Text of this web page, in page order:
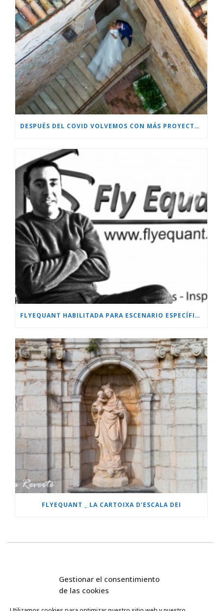
Gestionar el consentimiento
de las cookies
DESPUÉS DEL COVID VOLVEMOS CON MÁS PROYECTOS!!!
FLYEQUANT HABILITADA PARA ESCENARIO ESPECÍFICO.
FLYEQUANT _ LA CARTOIXA D’ESCALA DEI